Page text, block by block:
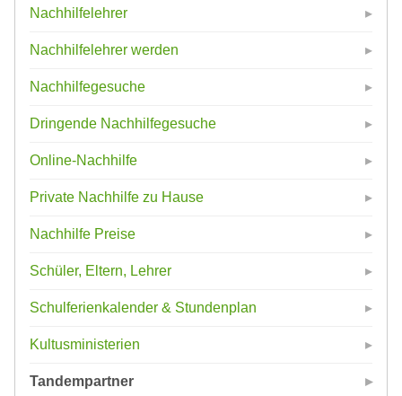
Nachhilfelehrer
Nachhilfelehrer werden
Nachhilfegesuche
Dringende Nachhilfegesuche
Online-Nachhilfe
Private Nachhilfe zu Hause
Nachhilfe Preise
Schüler, Eltern, Lehrer
Schulferienkalender & Stundenplan
Kultusministerien
Tandempartner